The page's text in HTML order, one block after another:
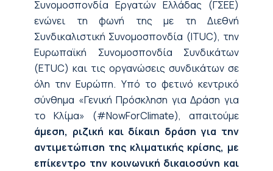
Συνομοσπονδία Εργατών Ελλάδας (ΓΣΕΕ)
ενώνει τη φωνή της με τη Διεθνή
Συνδικαλιστική Συνομοσπονδία (ITUC), την
Ευρωπαϊκή Συνομοσπονδία Συνδικάτων
(ETUC) και τις οργανώσεις συνδικάτων σε
όλη την Ευρώπη. Υπό το φετινό κεντρικό
σύνθημα «Γενική Πρόσκληση για Δράση για
το Κλίμα» (#NowForClimate), απαιτούμε
άμεση, ριζική και δίκαιη δράση για την
αντιμετώπιση της κλιματικής κρίσης, με
επίκεντρο την κοινωνική δικαιοσύνη και